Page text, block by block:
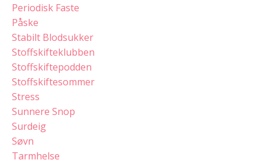
Periodisk Faste
Påske
Stabilt Blodsukker
Stoffskifteklubben
Stoffskiftepodden
Stoffskiftesommer
Stress
Sunnere Snop
Surdeig
Søvn
Tarmhelse